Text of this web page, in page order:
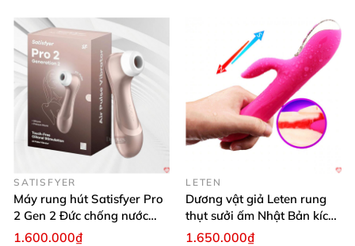
SATISFYER
Máy rung hút Satisfyer Pro
2 Gen 2 Đức chống nước
massage điểm G sạc pin
1.600.000₫
LETEN
Dương vật giả Leten rung
thụt sưởi ấm Nhật Bản kích
thích điểm G
1.650.000₫